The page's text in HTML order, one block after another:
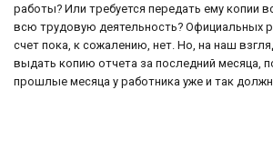
работы? Или требуется передать ему копии
всю трудовую деятельность? Официальных
счет пока, к сожалению, нет. Но, на наш
выдать копию отчета за последний месяца,
прошлые месяца у работника уже и так